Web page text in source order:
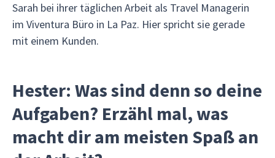
Sarah bei ihrer täglichen Arbeit als Travel Managerin
im Viventura Büro in La Paz. Hier spricht sie gerade
mit einem Kunden.
Hester: Was sind denn so deine
Aufgaben? Erzähl mal, was
macht dir am meisten Spaß an